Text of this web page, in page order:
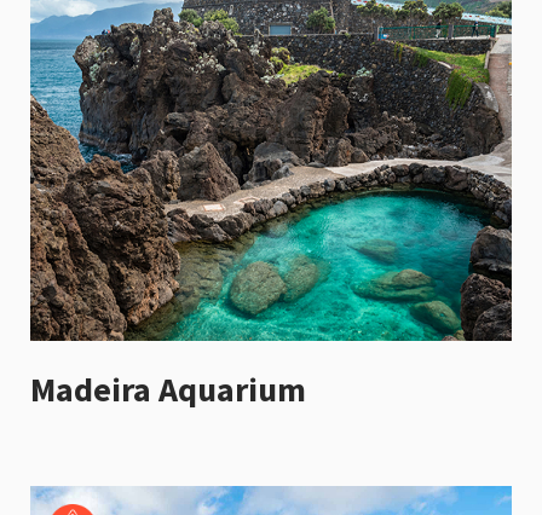
Madeira Aquarium